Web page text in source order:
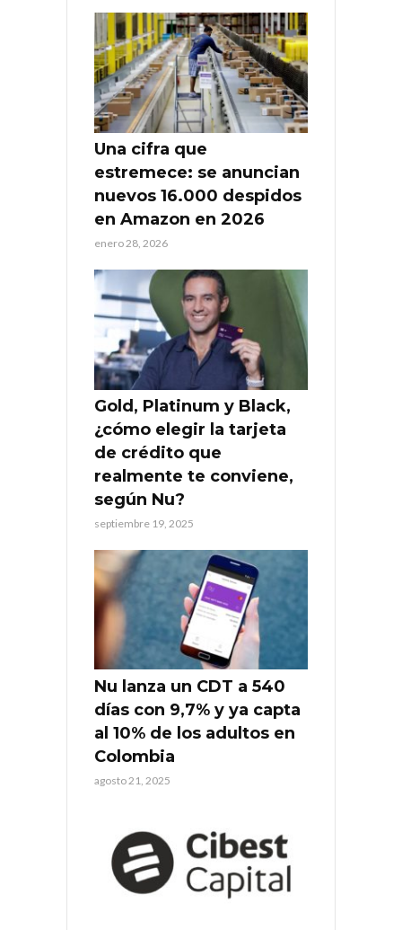
Una cifra que
estremece: se anuncian
nuevos 16.000 despidos
en Amazon en 2026
enero 28, 2026
Gold, Platinum y Black,
¿cómo elegir la tarjeta
de crédito que
realmente te conviene,
según Nu?
septiembre 19, 2025
Nu lanza un CDT a 540
días con 9,7% y ya capta
al 10% de los adultos en
Colombia
agosto 21, 2025